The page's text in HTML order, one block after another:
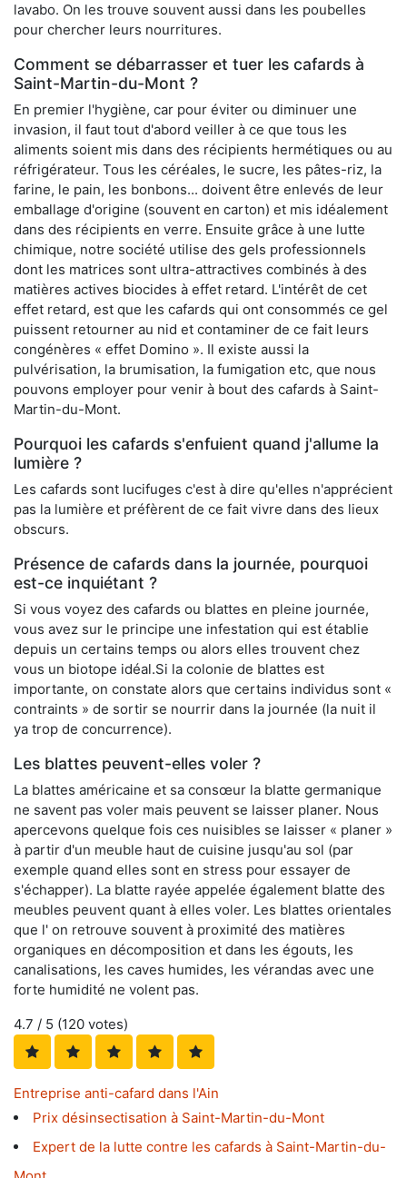
lavabo. On les trouve souvent aussi dans les poubelles
pour chercher leurs nourritures.
Comment se débarrasser et tuer les cafards à
Saint-Martin-du-Mont ?
En premier l'hygiène, car pour éviter ou diminuer une
invasion, il faut tout d'abord veiller à ce que tous les
aliments soient mis dans des récipients hermétiques ou au
réfrigérateur. Tous les céréales, le sucre, les pâtes-riz, la
farine, le pain, les bonbons... doivent être enlevés de leur
emballage d'origine (souvent en carton) et mis idéalement
dans des récipients en verre. Ensuite grâce à une lutte
chimique, notre société utilise des gels professionnels
dont les matrices sont ultra-attractives combinés à des
matières actives biocides à effet retard. L'intérêt de cet
effet retard, est que les cafards qui ont consommés ce gel
puissent retourner au nid et contaminer de ce fait leurs
congénères « effet Domino ». Il existe aussi la
pulvérisation, la brumisation, la fumigation etc, que nous
pouvons employer pour venir à bout des cafards à Saint-
Martin-du-Mont.
Pourquoi les cafards s'enfuient quand j'allume la
lumière ?
Les cafards sont lucifuges c'est à dire qu'elles n'apprécient
pas la lumière et préfèrent de ce fait vivre dans des lieux
obscurs.
Présence de cafards dans la journée, pourquoi
est-ce inquiétant ?
Si vous voyez des cafards ou blattes en pleine journée,
vous avez sur le principe une infestation qui est établie
depuis un certains temps ou alors elles trouvent chez
vous un biotope idéal.Si la colonie de blattes est
importante, on constate alors que certains individus sont «
contraints » de sortir se nourrir dans la journée (la nuit il
ya trop de concurrence).
Les blattes peuvent-elles voler ?
La blattes américaine et sa consœur la blatte germanique
ne savent pas voler mais peuvent se laisser planer. Nous
apercevons quelque fois ces nuisibles se laisser « planer »
à partir d'un meuble haut de cuisine jusqu'au sol (par
exemple quand elles sont en stress pour essayer de
s'échapper). La blatte rayée appelée également blatte des
meubles peuvent quant à elles voler. Les blattes orientales
que l' on retrouve souvent à proximité des matières
organiques en décomposition et dans les égouts, les
canalisations, les caves humides, les vérandas avec une
forte humidité ne volent pas.
4.7 / 5 (120 votes)
Entreprise anti-cafard dans l'Ain
Prix désinsectisation à Saint-Martin-du-Mont
Expert de la lutte contre les cafards à Saint-Martin-du-